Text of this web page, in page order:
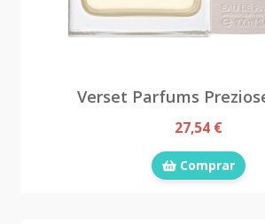
Verset Parfums
27,54 €
Comprar